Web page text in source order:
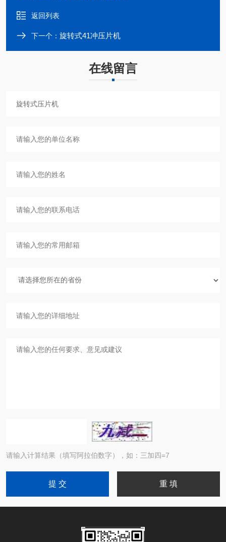
返回列表
下一个： 旋转式41冲压片机
在线留言
请输入计算结果（填写阿拉伯数字），如：三加四=7